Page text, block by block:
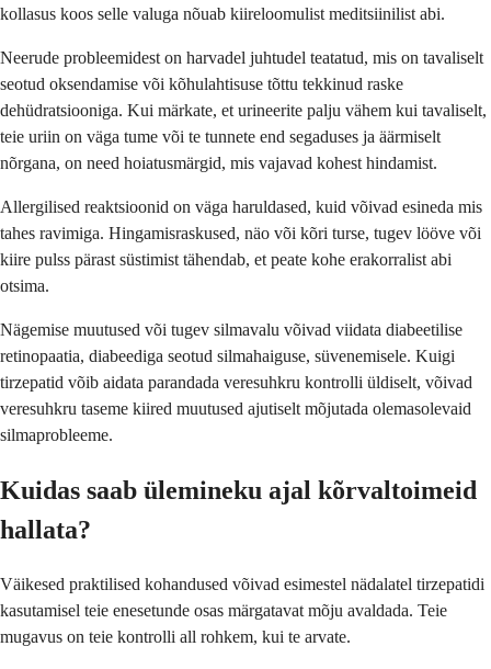
kollasus koos selle valuga nõuab kiireloomulist meditsiinilist abi.
Neerude probleemidest on harvadel juhtudel teatatud, mis on tavaliselt
seotud oksendamise või kõhulahtisuse tõttu tekkinud raske
dehüdratsiooniga. Kui märkate, et urineerite palju vähem kui tavaliselt,
teie uriin on väga tume või te tunnete end segaduses ja äärmiselt
nõrgana, on need hoiatusmärgid, mis vajavad kohest hindamist.
Allergilised reaktsioonid on väga haruldased, kuid võivad esineda mis
tahes ravimiga. Hingamisraskused, näo või kõri turse, tugev lööve või
kiire pulss pärast süstimist tähendab, et peate kohe erakorralist abi
otsima.
Nägemise muutused või tugev silmavalu võivad viidata diabeetilise
retinopaatia, diabeediga seotud silmahaiguse, süvenemisele. Kuigi
tirzepatid võib aidata parandada veresuhkru kontrolli üldiselt, võivad
veresuhkru taseme kiired muutused ajutiselt mõjutada olemasolevaid
silmaprobleeme.
Kuidas saab ülemineku ajal kõrvaltoimeid
hallata?
Väikesed praktilised kohandused võivad esimestel nädalatel tirzepatidi
kasutamisel teie enesetunde osas märgatavat mõju avaldada. Teie
mugavus on teie kontrolli all rohkem, kui te arvate.